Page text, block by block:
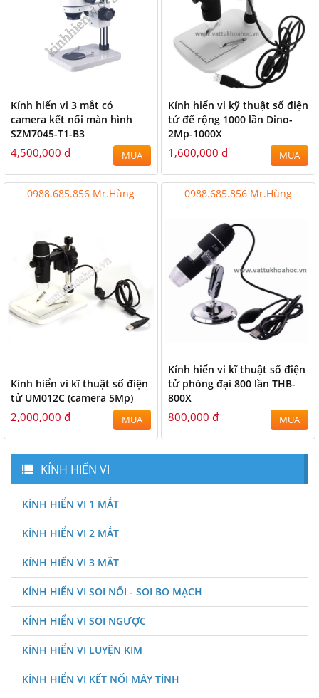
Kính hiển vi 3 mắt có
camera kết nối màn hình
SZM7045-T1-B3
4,500,000 đ MUA
Kính hiển vi kỹ thuật số điện
tử đế rộng 1000 lần Dino-
2Mp-1000X
1,600,000 đ MUA
0988.685.856 Mr.Hùng
Kính hiển vi kĩ thuật số điện
tử UM012C (camera 5Mp)
2,000,000 đ MUA
0988.685.856 Mr.Hùng
Kính hiển vi kĩ thuật số điện
tử phóng đại 800 lần THB-
800X
800,000 đ MUA
KÍNH HIỂN VI
KÍNH HIỂN VI 1 MẮT
KÍNH HIỂN VI 2 MẮT
KÍNH HIỂN VI 3 MẮT
KÍNH HIỂN VI SOI NỔI - SOI BO MẠCH
KÍNH HIỂN VI SOI NGƯỢC
KÍNH HIỂN VI LUYỆN KIM
KÍNH HIỂN VI KẾT NỐI MÁY TÍNH